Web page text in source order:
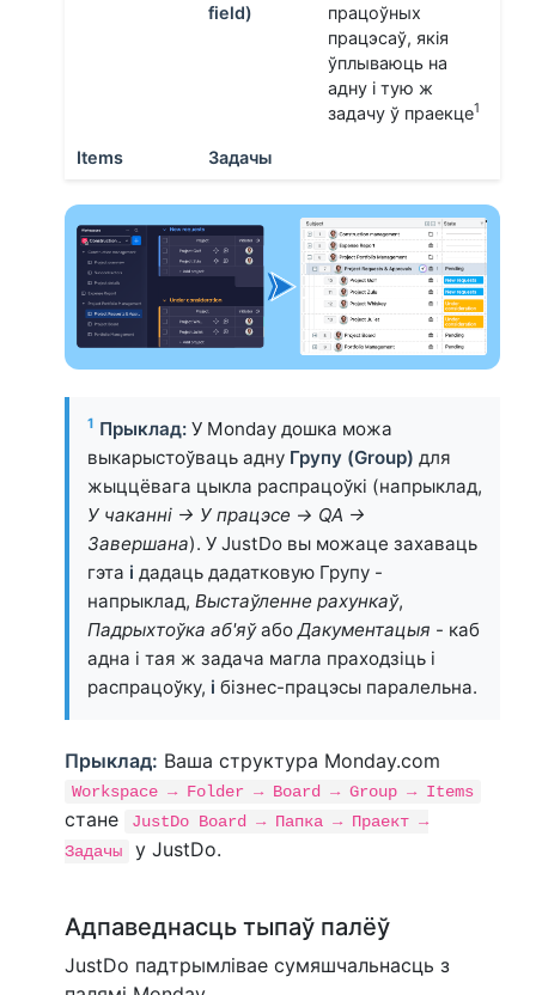
field)
працоўных
працэсаў, якія
ўплываюць на
адну і тую ж
задачу ў праекце1
Items Задачы
1 Прыклад: У Monday дошка можа
выкарыстоўваць адну Групу (Group) для
жыццёвага цыкла распрацоўкі (напрыклад,
У чаканні → У працэсе → QA →
Завершана). У JustDo вы можаце захаваць
гэта і дадаць дадатковую Групу -
напрыклад, Выстаўленне рахункаў,
Падрыхтоўка аб'яўабо Дакументацыя - каб
адна і тая ж задача магла праходзіць і
распрацоўку, і бізнес-працэсы паралельна.
Прыклад: Ваша структура Monday.com
Workspace → Folder → Board → Group → Items
стане
JustDo Board → Папка → Праект →
Задачы
у JustDo.
Адпаведнасць тыпаў палёў
JustDo падтрымлівае сумяшчальнасць з